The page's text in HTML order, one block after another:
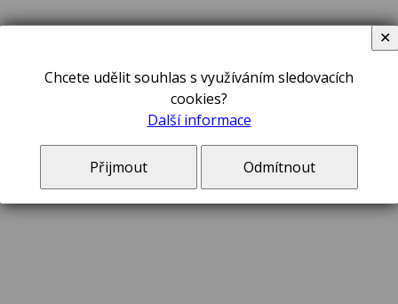
Chcete udělit souhlas s využíváním sledovacích
cookies?
Další informace
Přijmout Odmítnout
✕